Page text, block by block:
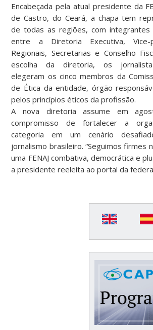
Encabeçada pela atual presidente da
de Castro, do Ceará, a chapa tem
de todas as regiões, com integrantes
entre a Diretoria Executiva, Vice-
Regionais, Secretarias e Conselho
escolha da diretoria, os
elegeram os cinco membros da
de Ética da entidade, órgão
pelos princípios éticos da profissão.
A nova diretoria assume em
compromisso de fortalecer a
categoria em um cenário
jornalismo brasileiro. “Seguimos firmes
uma FENAJ combativa, democrática e
a presidente reeleita ao portal da